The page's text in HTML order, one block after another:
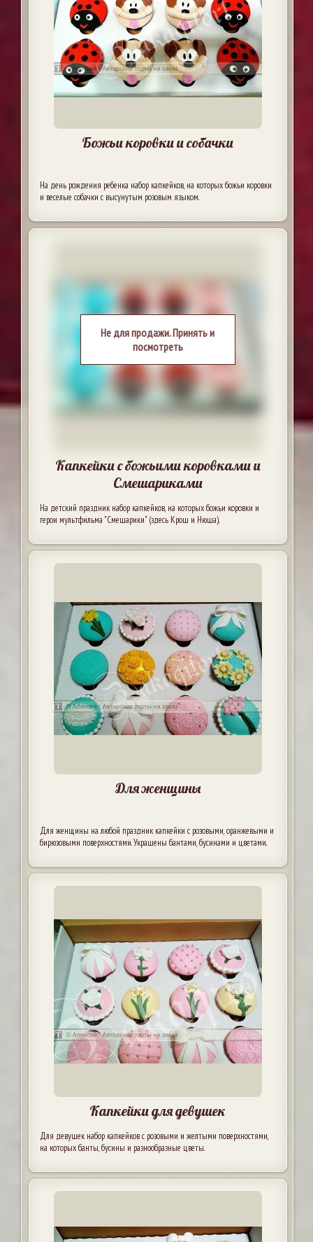
Божьи коровки и собачки
На день рождения ребенка набор капкейков, на которых божьи коровки
и веселые собачки с высунутым розовым языком.
Не для продажи. Принять и
посмотреть
Капкейки с божьими коровками и
Смешариками
На детский праздник набор капкейков, на которых божьи коровки и
герои мультфильма "Смешарики" (здесь Крош и Нюша).
Для женщины
Для женщины на любой праздник капкейки с розовыми, оранжевыми и
бирюзовыми поверхностями. Украшены бантами, бусинами и цветами.
Капкейки для девушек
Для девушек набор капкейков с розовыми и желтыми поверхностями,
на которых банты, бусины и разнообразные цветы.